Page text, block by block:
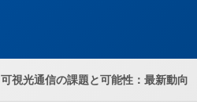
可視光通信の課題と可能性：最新動向